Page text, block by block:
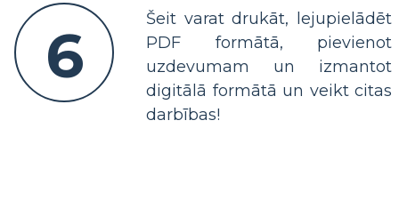
6
Šeit varat drukāt, lejupielādēt
PDF formātā, pievienot
uzdevumam un izmantot
digitālā formātā un veikt citas
darbības!